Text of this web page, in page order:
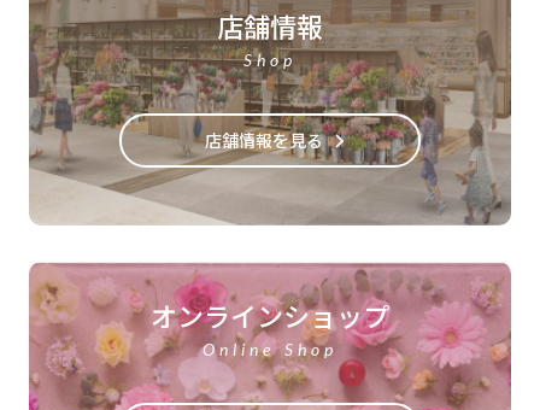
店舗情報
Shop
店舗情報を見る
オンラインショップ
Online Shop